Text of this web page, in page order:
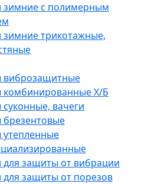
зимние с полимерным
зимние трикотажные,
виброзащитные
комбинированные Х/Б
вачеги
брезентовые
утепленные
для защиты от вибрации
для защиты от порезов